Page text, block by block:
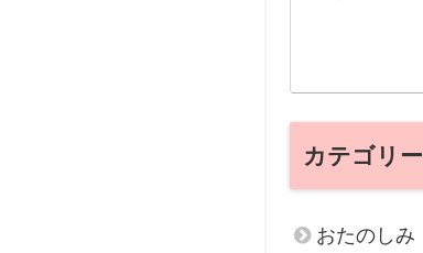
カテゴリー
おたのしみ